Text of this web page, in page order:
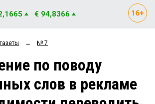
Рейтинги
Блоги
€ 94,8366
→ № 7
по поводу
слов в рекламе